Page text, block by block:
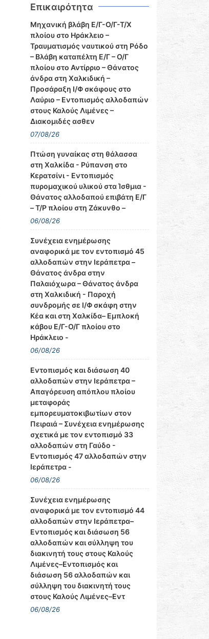
Επικαιρότητα
Μηχανική βλάβη Ε/Γ-Ο/Γ-Τ/Χ
πλοίου στο Ηράκλειο –
Τραυματισμός ναυτικού στη Ρόδο
– Βλάβη καταπέλτη Ε/Γ – Ο/Γ
πλοίου στο Αντίρριο – Θάνατος
άνδρα στη Χαλκιδική –
Προσάραξη Ι/Φ σκάφους στο
Λαύριο – Εντοπισμός αλλοδαπών
στους Καλούς Λιμένες –
Διακομιδές ασθεν
07/08/26
Πτώση γυναίκας στη θάλασσα
στη Χαλκίδα - Ρύπανση στο
Κερατσίνι - Εντοπισμός
πυρομαχικού υλικού στα Ίσθμια -
Θάνατος αλλοδαπού επιβάτη Ε/Γ
– Τ/Ρ πλοίου στη Ζάκυνθο –
06/08/26
Συνέχεια ενημέρωσης
αναφορικά με τον εντοπισμό 45
αλλοδαπών στην Ιεράπετρα –
Θάνατος άνδρα στην
Παλαιόχωρα – Θάνατος άνδρα
στη Χαλκιδική - Παροχή
συνδρομής σε Ι/Φ σκάφη στην
Κέα και στη Χαλκίδα– Εμπλοκή
κάβου Ε/Γ-Ο/Γ πλοίου στο
Ηράκλειο -
06/08/26
Εντοπισμός και διάσωση 40
αλλοδαπών στην Ιεράπετρα –
Απαγόρευση απόπλου πλοίου
μεταφοράς
εμπορευματοκιβωτίων στον
Πειραιά – Συνέχεια ενημέρωσης
σχετικά με τον εντοπισμό 33
αλλοδαπών στη Γαύδο -
Εντοπισμός 47 αλλοδαπών στην
Ιεράπετρα -
06/08/26
Συνέχεια ενημέρωσης
αναφορικά με τον εντοπισμό 44
αλλοδαπών στην Ιεράπετρα–
Εντοπισμός και διάσωση 56
αλλοδαπών και σύλληψη του
διακινητή τους στους Καλούς
Λιμένες–Εντοπισμός και
διάσωση 56 αλλοδαπών και
σύλληψη του διακινητή τους
στους Καλούς Λιμένες–Εντ
06/08/26